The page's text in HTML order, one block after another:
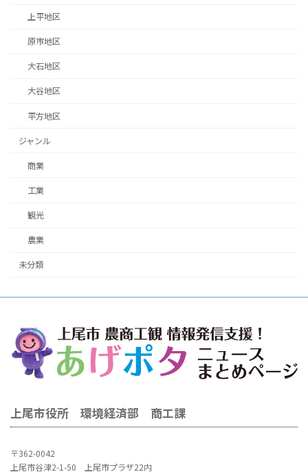
上平地区
原市地区
大石地区
大谷地区
平方地区
ジャンル
商業
工業
観光
農業
未分類
上尾市役所 環境経済部 商工課
〒362-0042
上尾市谷津2-1-50 上尾市プラザ22内